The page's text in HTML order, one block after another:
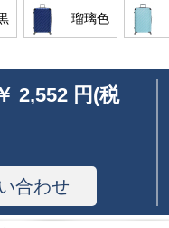
瑠璃色
2,552 円(税
合わせ